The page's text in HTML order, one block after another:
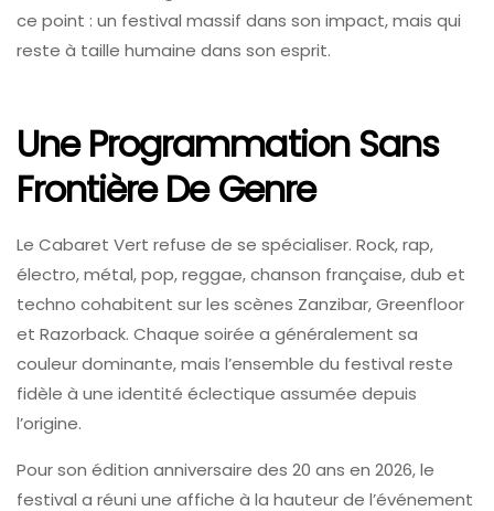
ce point : un festival massif dans son impact, mais qui
reste à taille humaine dans son esprit.
Une Programmation Sans
Frontière De Genre
Le Cabaret Vert refuse de se spécialiser. Rock, rap,
électro, métal, pop, reggae, chanson française, dub et
techno cohabitent sur les scènes Zanzibar, Greenfloor
et Razorback. Chaque soirée a généralement sa
couleur dominante, mais l’ensemble du festival reste
fidèle à une identité éclectique assumée depuis
l’origine.
Pour son édition anniversaire des 20 ans en 2026, le
festival a réuni une affiche à la hauteur de l’événement